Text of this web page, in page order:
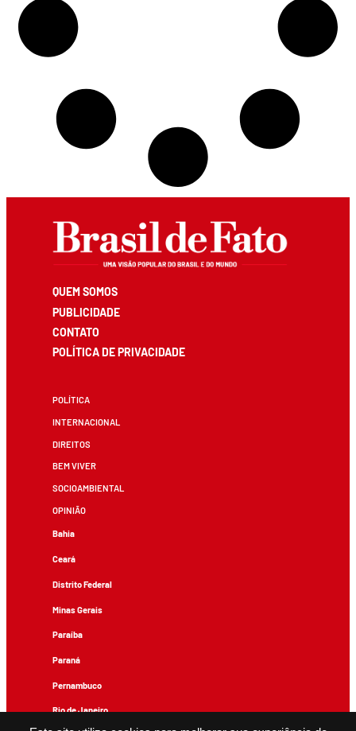
QUEM SOMOS
PUBLICIDADE
CONTATO
POLÍTICA DE PRIVACIDADE
POLÍTICA
INTERNACIONAL
DIREITOS
BEM VIVER
SOCIOAMBIENTAL
OPINIÃO
Bahia
Ceará
Distrito Federal
Minas Gerais
Paraíba
Paraná
Pernambuco
Rio de Janeiro